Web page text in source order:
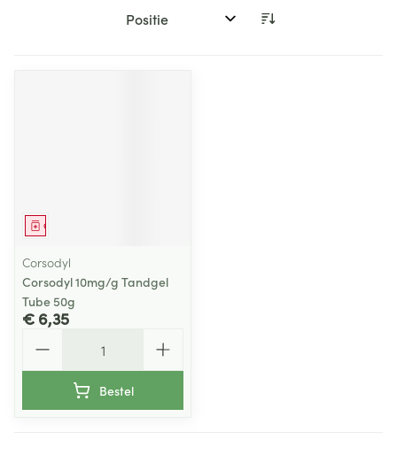
Sorteer op:
Geneesmiddel
Corsodyl
Corsodyl 10mg/g Tandgel
Tube 50g
€ 6,35
Bestel